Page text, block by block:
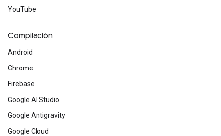
YouTube
Compilación
Android
Chrome
Firebase
Google AI Studio
Google Antigravity
Google Cloud